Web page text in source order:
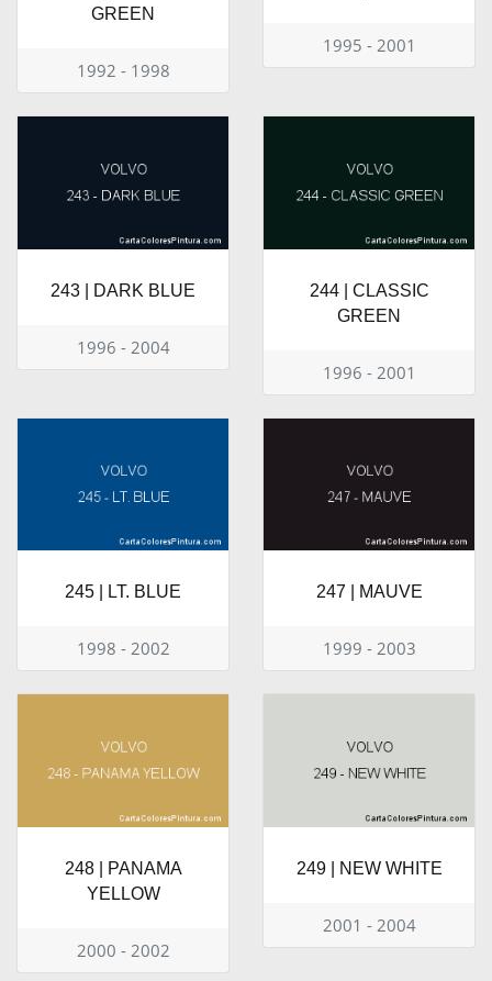
GREEN
1992 - 1998
1995 - 2001
243 | DARK BLUE
1996 - 2004
244 | CLASSIC
GREEN
1996 - 2001
245 | LT. BLUE
1998 - 2002
247 | MAUVE
1999 - 2003
248 | PANAMA
YELLOW
2000 - 2002
249 | NEW WHITE
2001 - 2004